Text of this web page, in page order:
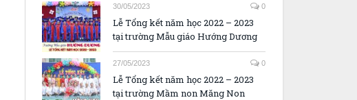
30/05/2023 0
Lễ Tổng kết năm học 2022 – 2023
tại trường Mẫu giáo Hướng Dương
27/05/2023 0
Lễ Tổng kết năm học 2022 – 2023
tại trường Mầm non Măng Non